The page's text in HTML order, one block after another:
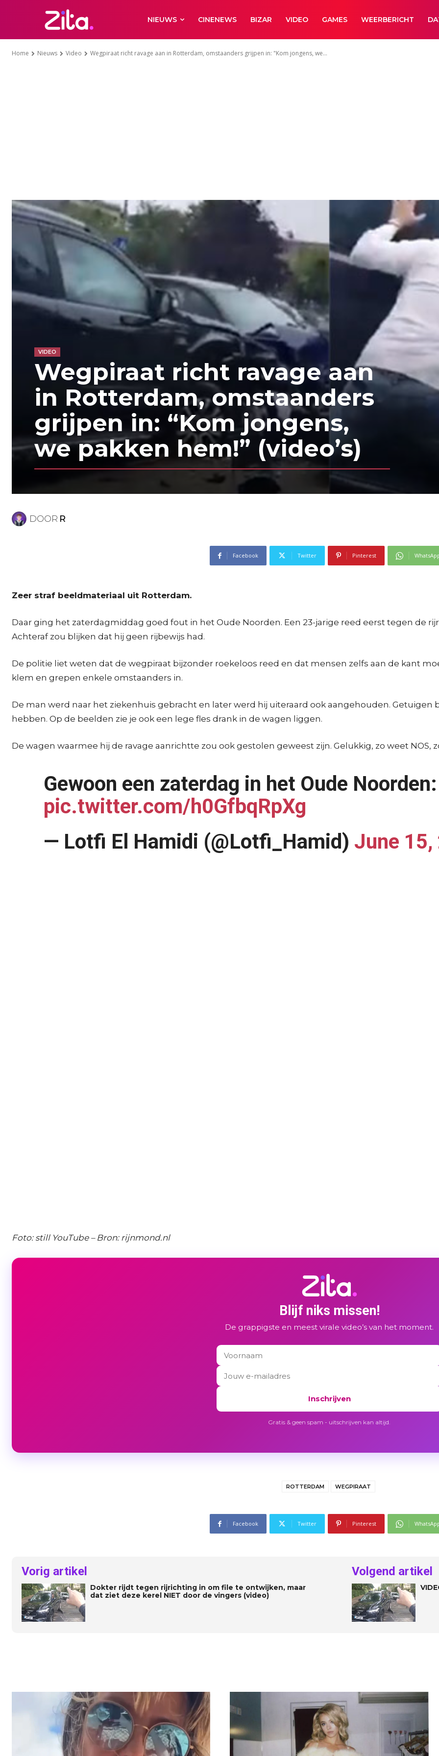
NIEUWS CINENEWS BIZAR VIDEO GAMES WEERBERICHT
Home Nieuws Video Wegpiraat richt ravage aan in Rotterdam, omstaanders grijpen in: "Kom jongens, we...
VIDEO
Wegpiraat richt ravage aan
in Rotterdam, omstaanders
grijpen in: “Kom jongens,
we pakken hem!” (video’s)
DOOR R
Facebook Twitter Pinterest
Zeer straf beeldmateriaal uit Rotterdam.
Daar ging het zaterdagmiddag goed fout in het Oude Noorden. Een 23-jarige reed eerst tegen de
Achteraf zou blijken dat hij geen rijbewijs had.
De politie liet weten dat de wegpiraat bijzonder roekeloos reed en dat mensen zelfs aan de kant
klem en grepen enkele omstaanders in.
De man werd naar het ziekenhuis gebracht en later werd hij uiteraard ook aangehouden.
hebben. Op de beelden zie je ook een lege fles drank in de wagen liggen.
De wagen waarmee hij de ravage aanrichtte zou ook gestolen geweest zijn. Gelukkig, zo weet
Gewoon een zaterdag in het Oude Noorden:
pic.twitter.com/h0GfbqRpXg
— Lotfi El Hamidi (@Lotfi_Hamid) June 15,
Foto: still YouTube – Bron: rijnmond.nl
Blijf niks missen!
De grappigste en meest virale video’s van het moment.
Inschrijven
Gratis & geen spam - uitschrijven kan altijd.
ROTTERDAM WEGPIRAAT
Facebook Twitter Pinterest
Vorig artikel
Dokter rijdt tegen rijrichting in om file te ontwijken, maar
dat ziet deze kerel NIET door de vingers (video)
Volgend artikel